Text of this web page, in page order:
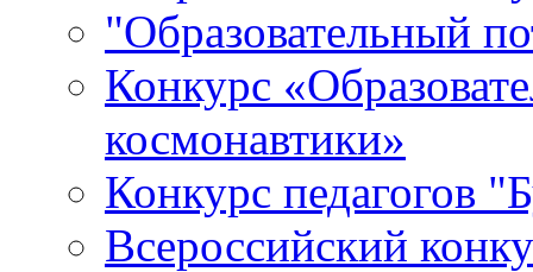
"Образовательный
Конкурс
космонавтики»
Конкурс педагогов
Всероссийский